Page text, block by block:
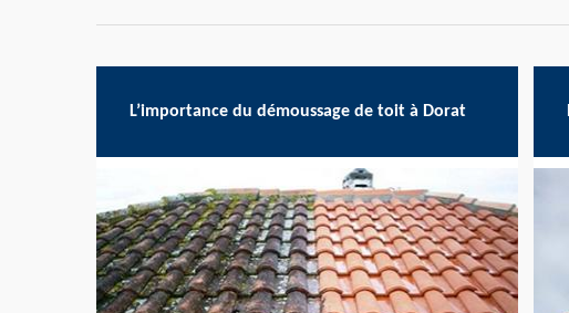
L’importance du démoussage de toit à Dorat